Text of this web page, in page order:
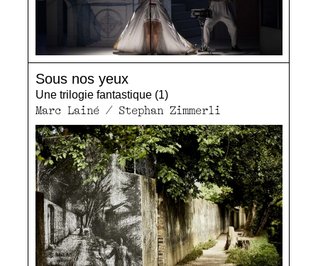
Sous nos yeux
Une trilogie fantastique (1)
Marc Lainé / Stephan Zimmerli